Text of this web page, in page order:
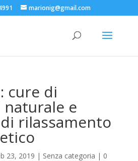
marionig@gmail.com
cure di
e
rilassamento
23, 2019 | Senza categoria | 0